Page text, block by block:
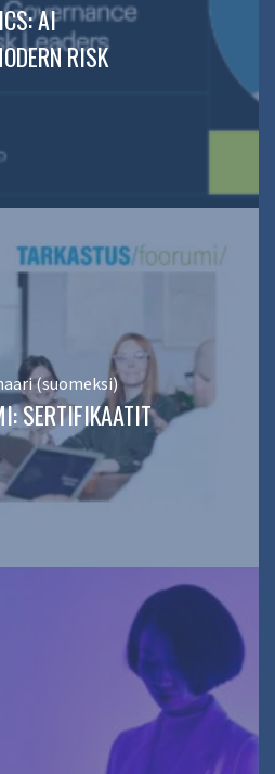
AI
RISK
(suomeksi)
SERTIFIKAATIT